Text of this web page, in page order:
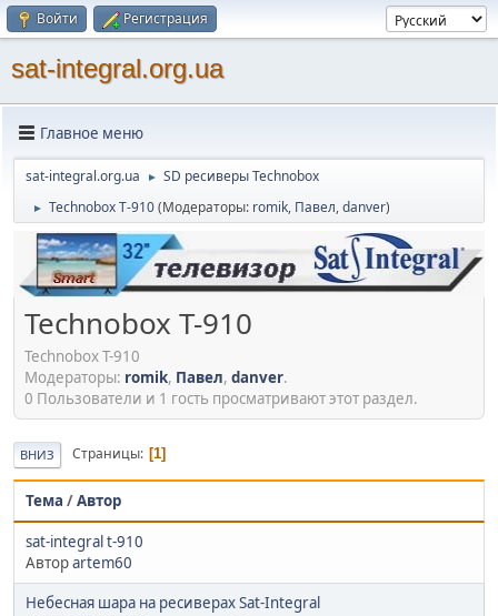
Войти Регистрация
sat-integral.org.ua
Главное меню
sat-integral.org.ua ► SD ресиверы Technobox
► Technobox T-910(Модераторы: romik, Павел,danver)
Technobox T-910
Technobox T-910
Модераторы: romik, Павел, danver.
0 Пользователи и 1 гость просматривают этот раздел.
ВНИЗ Страницы 1
Тема /Автор
sat-integral t-910
Авторartem60
Небесная шара на ресиверах Sat-Integral